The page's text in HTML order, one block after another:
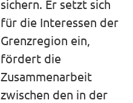
sichern. Er setzt sich
für die Interessen der
Grenzregion ein,
fördert die
Zusammenarbeit
zwischen den in der